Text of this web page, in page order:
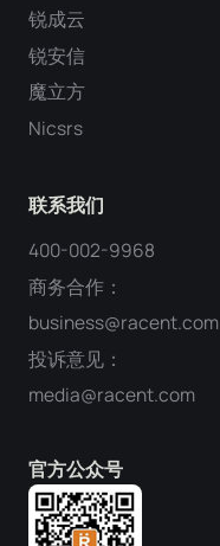
锐成云
锐安信
魔立方
Nicsrs
联系我们
400-002-9968
商务合作：
business@racent.com
投诉意见：
media@racent.com
官方公众号